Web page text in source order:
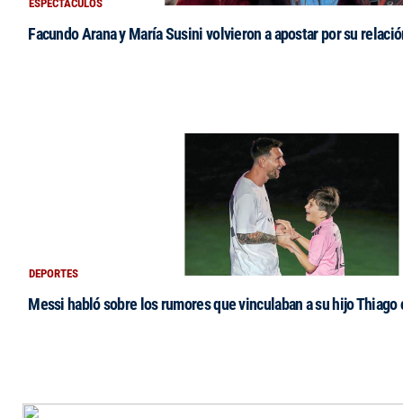
ESPECTACULOS
Facundo Arana y María Susini volvieron a apostar por su
DEPORTES
Messi habló sobre los rumores que vinculaban a su hijo Thiago